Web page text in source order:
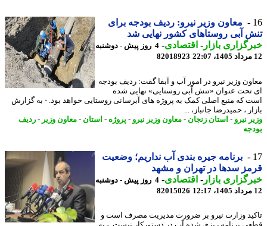
معاون وزیر نیرو: ردیف بودجه برای
آبی روستاهای کشور نهایی شد
بازار- اقتصادی- 4 روز پیش - دوشنبه
82018923
وزیر نیرو در امور آب و آبفا گفت: ردیف بودجه
عنوان «تنش آبی روستایی» نهایی شده
که منبع اصلی کمک به پروژه های آبرسانی روستایی خواهد بود. - به گزارش
، حمیدرضا جانباز، ...
نیرو -استان زنجان-معاون وزیر نیرو -پروژه-استان-معاون وزیر - ردیف
برنامه جیره بندی آب نداریم؛ وضعیت
سدها در تهران و مشهد
بازار- اقتصادی- 4 روز پیش - دوشنبه
82015026
وزارت نیرو بر ضرورت مدیریت مصرف است و